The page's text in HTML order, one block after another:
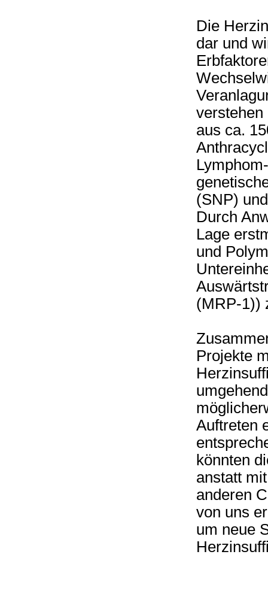
Die
dar und
verstehen
aus ca.
(SNP)
Durch
Lage
und
(MRP-1))
Projekte
Auftreten
könnten
anstatt
anderen
von uns
um neue